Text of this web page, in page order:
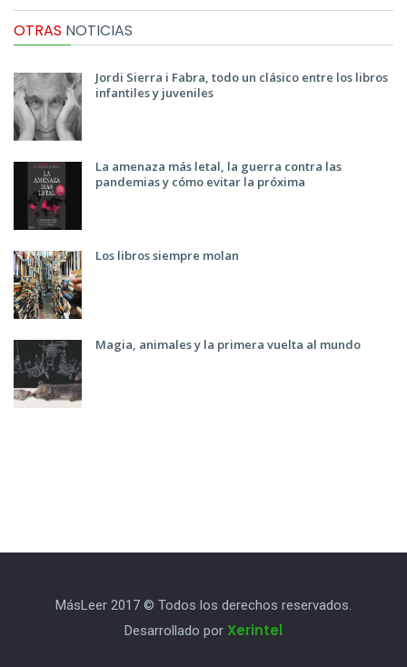
OTRAS NOTICIAS
Jordi Sierra i Fabra, todo un clásico entre los libros
infantiles y juveniles
La amenaza más letal, la guerra contra las
pandemias y cómo evitar la próxima
Los libros siempre molan
Magia, animales y la primera vuelta al mundo
MásLeer 2017 © Todos los derechos reservados.
Desarrollado por Xerintel